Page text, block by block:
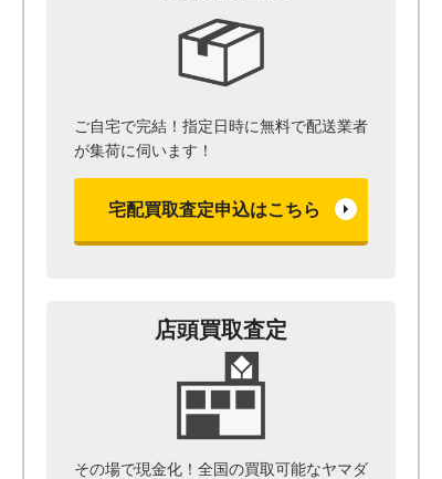
ご自宅で完結！指定日時に無料で配送業者
が集荷に伺います！
宅配買取査定申込はこちら
店頭買取査定
その場で現金化！全国の買取可能なヤマダ